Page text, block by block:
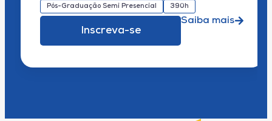
Pós-Graduação Semi Presencial 390h
Inscreva-se
Saiba mais